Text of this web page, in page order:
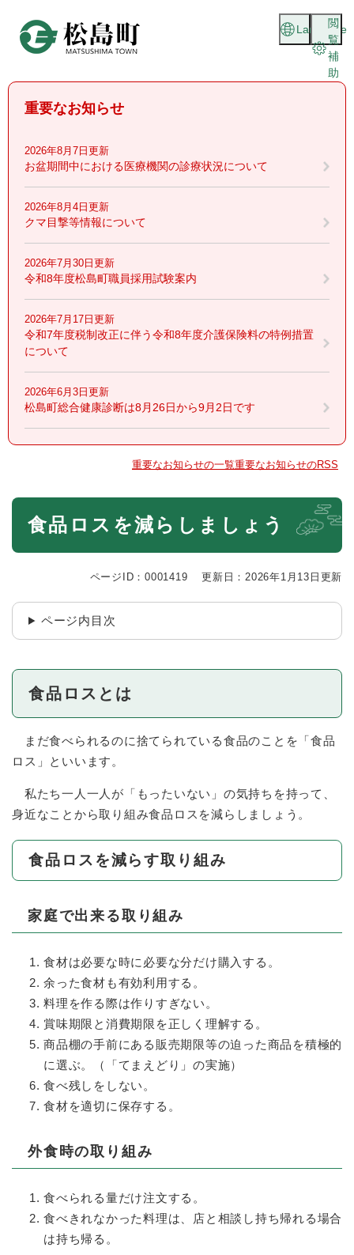
頭
閲
覧
補
助
Language
重要なお知らせ
2026年8月7日更新
お盆期間中における医療機関の診療状況について
2026年8月4日更新
クマ目撃等情報について
2026年7月30日更新
令和8年度松島町職員採用試験案内
2026年7月17日更新
令和7年度税制改正に伴う令和8年度介護保険料の特例措置
について
2026年6月3日更新
松島町総合健康診断は8月26日から9月2日です
重要なお知らせの一覧重要なお知らせのRSS
本
食品ロスを減らしましょう
ページID：0001419 更新日：2026年1月13日更新
ページ内目次
食品ロスとは
まだ食べられるのに捨てられている食品のことを「食品
ロス」といいます。
私たち一人一人が「もったいない」の気持ちを持って、
身近なことから取り組み食品ロスを減らしましょう。
食品ロスを減らす取り組み
家庭で出来る取り組み
食材は必要な時に必要な分だけ購入する。
余った食材も有効利用する。
料理を作る際は作りすぎない。
賞味期限と消費期限を正しく理解する。
商品棚の手前にある販売期限等の迫った商品を積極的
に選ぶ。（「てまえどり」の実施）
食べ残しをしない。
食材を適切に保存する。
外食時の取り組み
食べられる量だけ注文する。
食べきれなかった料理は、店と相談し持ち帰れる場合
は持ち帰る。